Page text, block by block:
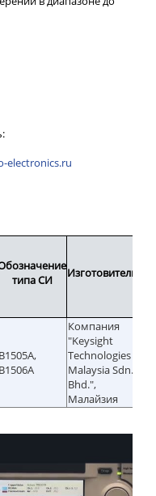
electronics.ru
типа СИ
Изготовитель
B1505A,
B1506A
Компания
"Keysight
Technologies
Malaysia Sdn.
Bhd.",
Малайзия